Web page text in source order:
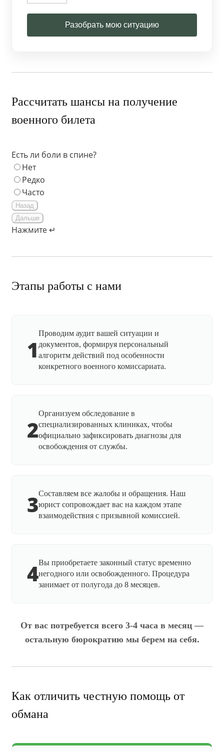
Разобрать мою ситуацию
Рассчитать шансы на получение
военного билета
Есть ли боли в спине?
Нет
Редко
Часто
Назад
Дальше
Нажмите ↵
Этапы работы с нами
1
Проводим аудит вашей ситуации и
документов, формируя персональный
алгоритм действий под особенности
конкретного военного комиссариата.
2
Организуем обследование в
специализированных клиниках, чтобы
официально зафиксировать диагнозы для
освобождения от службы.
3Составляем все жалобы и обращения. Наш
юрист сопровождает вас на каждом этапе
взаимодействия с призывной комиссией.
4Вы приобретаете законный статус временно
негодного или освобожденного. Процедура
занимает от полугода до 8 месяцев.
От вас потребуется всего 3-4 часа в месяц —
остальную бюрократию мы берем на себя.
Как отличить честную помощь от
обмана